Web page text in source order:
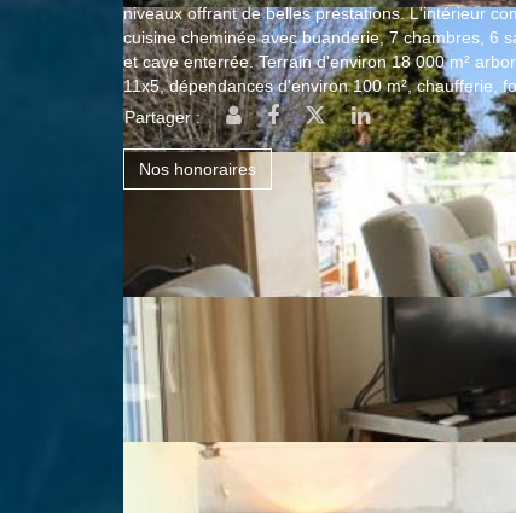
niveaux offrant de belles prestations. L'intérieur
cuisine cheminée avec buanderie, 7 chambres, 6
et cave enterrée. Terrain d'environ 18 000 m²
11x5, dépendances d'environ 100 m², chaufferie,
Partager :
Nos honoraires